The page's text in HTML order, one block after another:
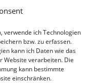
verwende ich Technologien
bzw. zu erfassen.
kann ich Daten wie das
Website verarbeiten. Die
kann bestimmte
einschränken.